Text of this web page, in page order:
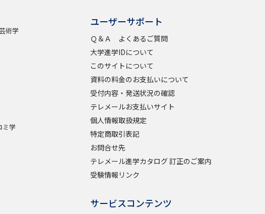
術学
ミ学
ユーザーサポート
Ｑ＆Ａ よくあるご質問
大学進学IDについて
このサイトについて
資料の料金のお支払いについて
受付内容・発送状況の確認
テレメールお支払いサイト
個人情報取扱規定
特定商取引表記
お問合せ先
テレメール進学カタログ 訂正のご案内
受験情報リンク
サービスコンテンツ